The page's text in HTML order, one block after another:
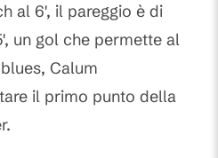
al 6', il pareggio è di
un gol che permette al
Calum
il primo punto della